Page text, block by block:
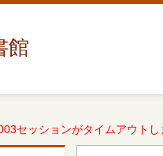
館
セッションがタイムアウト